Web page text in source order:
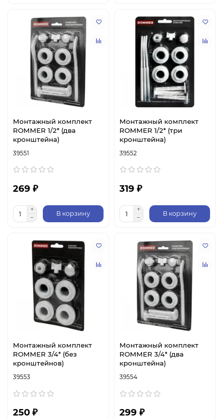
Монтажный комплект
ROMMER 1/2* (два
кронштейна)
39551
269 ₽
В корзину
Монтажный комплект
ROMMER 1/2* (три
кронштейна)
39552
319 ₽
В корзину
Монтажный комплект
ROMMER 3/4* (без
кронштейнов)
39553
250 ₽
Монтажный комплект
ROMMER 3/4* (два
кронштейна)
39554
299 ₽